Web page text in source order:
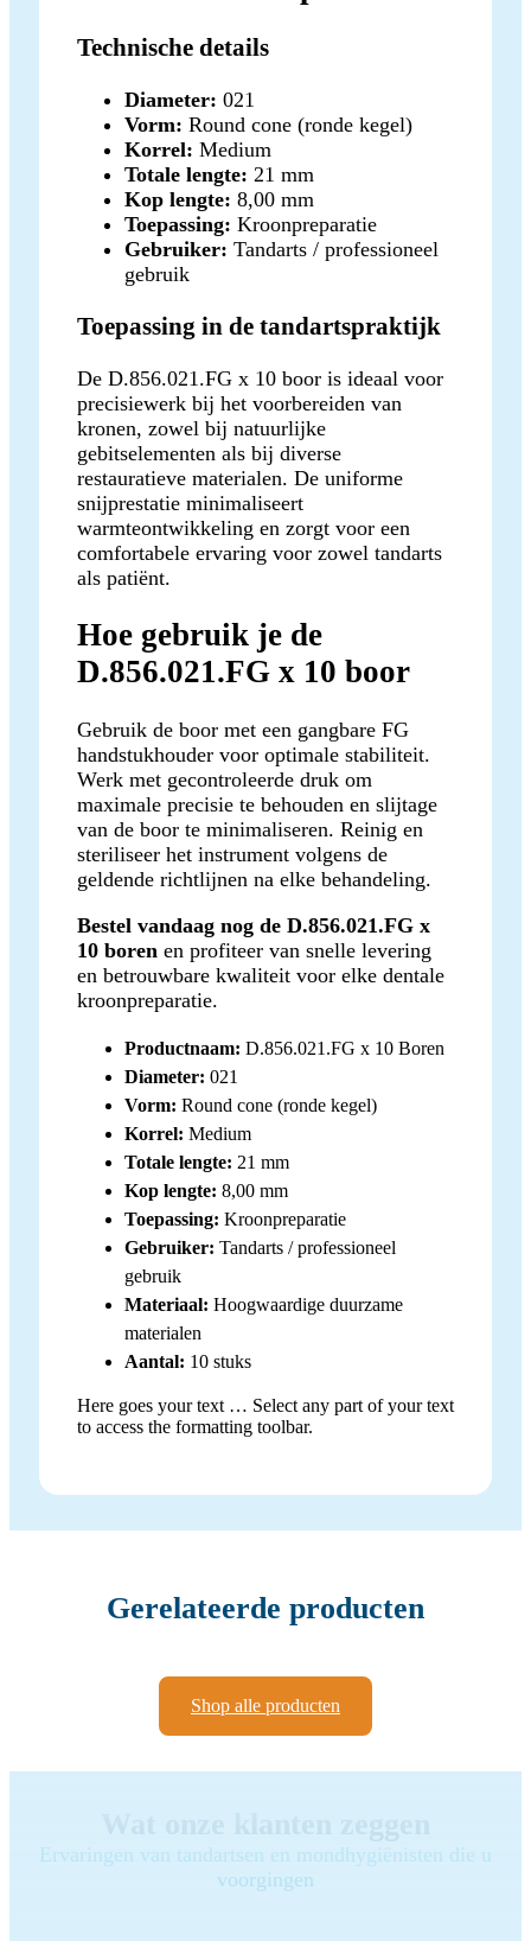
Technische details
Diameter: 021
Vorm: Round cone (ronde kegel)
Korrel: Medium
Totale lengte: 21 mm
Kop lengte: 8,00 mm
Toepassing: Kroonpreparatie
Gebruiker: Tandarts / professioneel
gebruik
Toepassing in de tandartspraktijk
De D.856.021.FG x 10 boor is ideaal voor
precisiewerk bij het voorbereiden van
kronen, zowel bij natuurlijke
gebitselementen als bij diverse
restauratieve materialen. De uniforme
snijprestatie minimaliseert
warmteontwikkeling en zorgt voor een
comfortabele ervaring voor zowel tandarts
als patiënt.
Hoe gebruik je de
D.856.021.FG x 10 boor
Gebruik de boor met een gangbare FG
handstukhouder voor optimale stabiliteit.
Werk met gecontroleerde druk om
maximale precisie te behouden en slijtage
van de boor te minimaliseren. Reinig en
steriliseer het instrument volgens de
geldende richtlijnen na elke behandeling.
Bestel vandaag nog de D.856.021.FG x
10 boren en profiteer van snelle levering
en betrouwbare kwaliteit voor elke dentale
kroonpreparatie.
Productnaam: D.856.021.FG x 10 Boren
Diameter: 021
Vorm: Round cone (ronde kegel)
Korrel: Medium
Totale lengte: 21 mm
Kop lengte: 8,00 mm
Toepassing: Kroonpreparatie
Gebruiker: Tandarts / professioneel
gebruik
Materiaal: Hoogwaardige duurzame
materialen
Aantal: 10 stuks
Here goes your text … Select any part of your text
to access the formatting toolbar.
Gerelateerde producten
Shop alle producten
Ervaringen van tandartsen en mondhygiënisten die u
voorgingen